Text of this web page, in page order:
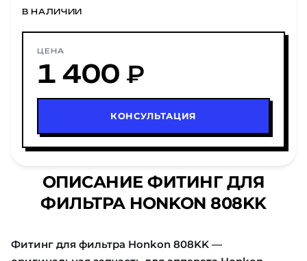
В НАЛИЧИИ
ЦЕНА
1 400 ₽
КОНСУЛЬТАЦИЯ
ОПИСАНИЕ ФИТИНГ ДЛЯ
ФИЛЬТРА HONKON 808KK
Фитинг для фильтра Honkon 808KK —